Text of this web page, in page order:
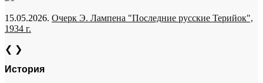
15.05.2026. Очерк Э. Лампена "Последние русские Терийок",
1934 г.
❮ ❯
История